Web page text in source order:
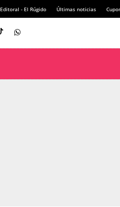
Editoral - El Rúgido Últimas noticias